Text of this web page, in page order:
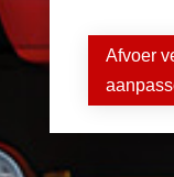
Afvoer